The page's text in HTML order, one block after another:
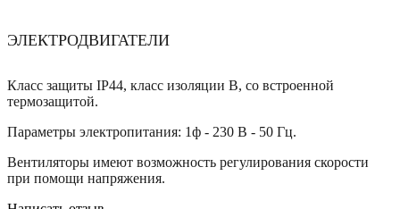
ЭЛЕКТРОДВИГАТЕЛИ
Класс защиты IP44, класс изоляции B, со встроенной
термозащитой.
Параметры электропитания: 1ф - 230 В - 50 Гц.
Вентиляторы имеют возможность регулирования скорости
при помощи напряжения.